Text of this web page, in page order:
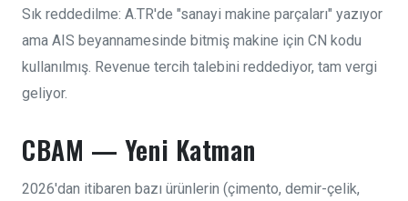
Sık reddedilme: A.TR'de "sanayi makine parçaları" yazıyor
ama AIS beyannamesinde bitmiş makine için CN kodu
kullanılmış. Revenue tercih talebini reddediyor, tam vergi
geliyor.
CBAM — Yeni Katman
2026'dan itibaren bazı ürünlerin (çimento, demir-çelik,